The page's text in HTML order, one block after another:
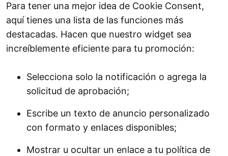
Para tener una mejor idea de Cookie Consent,
aquí tienes una lista de las funciones más
destacadas. Hacen que nuestro widget sea
increíblemente eficiente para tu promoción:
Selecciona solo la notificación o agrega la
solicitud de aprobación;
Escribe un texto de anuncio personalizado
con formato y enlaces disponibles;
Mostrar u ocultar un enlace a tu política de